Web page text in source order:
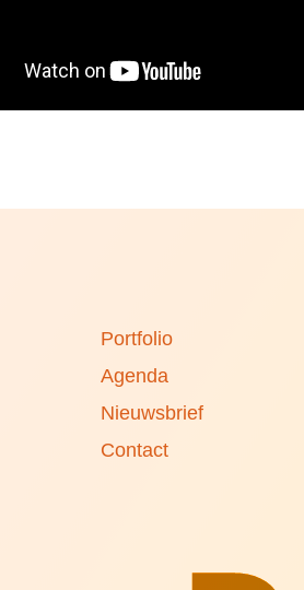
Portfolio
Agenda
Nieuwsbrief
Contact